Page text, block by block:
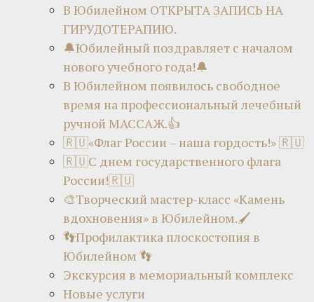
В Юбилейном ОТКРЫТА ЗАПИСЬ НА
ГИРУДОТЕРАПИЮ.
🔔Юбилейный поздравляет с началом
нового учебного года!🔔
В Юбилейном появилось свободное
время на профессиональный лечебный
ручной МАССАЖ.👍
🇷🇺«Флаг России – наша гордость!» 🇷🇺
🇷🇺С днем государственного флага
России!🇷🇺
🎨Творческий мастер-класс «Камень
вдохновения» в Юбилейном.🖌
👣Профилактика плоскостопия в
Юбилейном 👣
Экскурсия в мемориальный комплекс
Новые услуги